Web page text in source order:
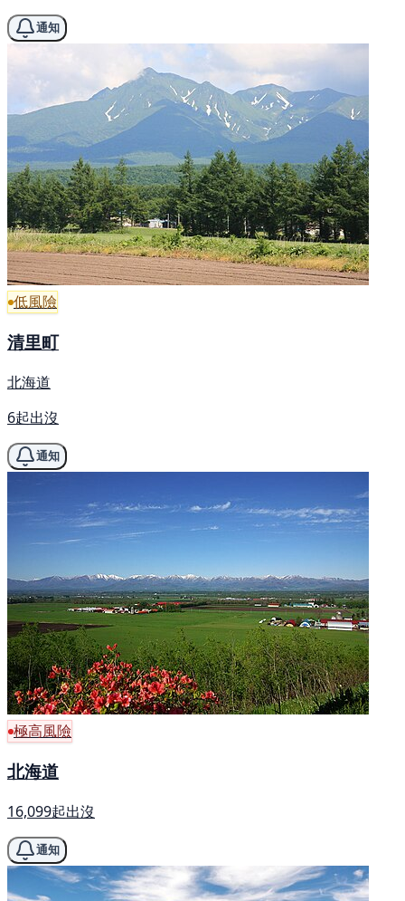
通知
低風險
清里町
北海道
6起出沒
通知
極高風險
北海道
16,099起出沒
通知